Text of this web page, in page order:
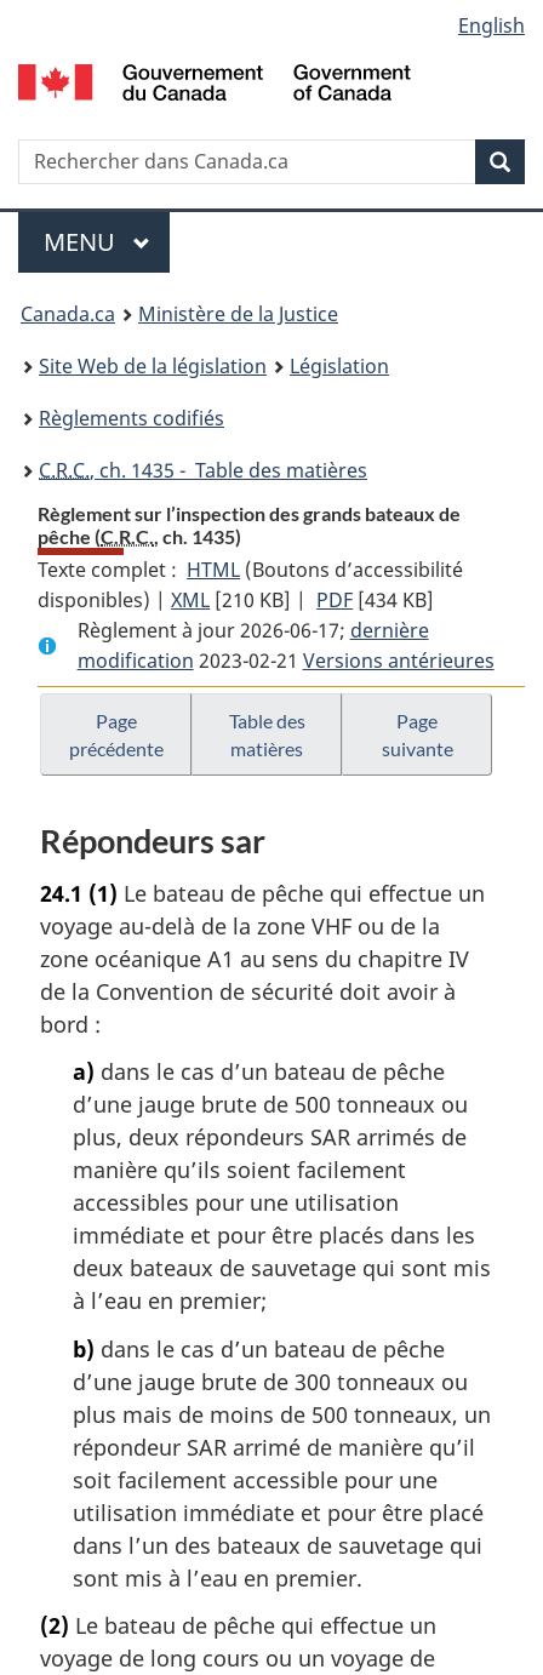
au
contenu
propos
de
la
HTML
simplifiée
selection
English
Recherche
Menu
MENU PRINCIPAL
You
are
here:
Canada.ca
Ministère de la Justice
Site Web de la législation
Législation
Règlements codifiés
C.R.C., ch. 1435 - Table des matières
Règlement sur l’inspection des grands bateaux de
pêche (C.R.C., ch. 1435)
Texte complet : HTML Texte
complet
:
Règlement
sur
l’inspection
des
grands
de
(Boutons d’accessibilité
disponibles) |XML Texte
complet
:
Règlement
sur
l’inspection
des
bateaux
pêche
[210 KB] | PDF Texte
complet
:
Règlement
l’inspection
des
pêche
[434 KB]
Règlement à jour 2026-06-17; dernière
modification 2023-02-21 Versions antérieures
Page
précédente
Table des
matières
Page
suivante
Répondeurs sar
24.1 (1) Le bateau de pêche qui effectue un
voyage au-delà de la zone VHF ou de la
zone océanique A1 au sens du chapitre IV
de la Convention de sécurité doit avoir à
bord :
a) dans le cas d’un bateau de pêche
d’une jauge brute de 500 tonneaux ou
plus, deux répondeurs SAR arrimés de
manière qu’ils soient facilement
accessibles pour une utilisation
immédiate et pour être placés dans les
deux bateaux de sauvetage qui sont mis
à l’eau en premier;
b) dans le cas d’un bateau de pêche
d’une jauge brute de 300 tonneaux ou
plus mais de moins de 500 tonneaux, un
répondeur SAR arrimé de manière qu’il
soit facilement accessible pour une
utilisation immédiate et pour être placé
dans l’un des bateaux de sauvetage qui
sont mis à l’eau en premier.
(2) Le bateau de pêche qui effectue un
voyage de long cours ou un voyage de